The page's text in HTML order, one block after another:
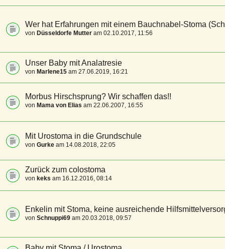
Wer hat Erfahrungen mit einem Bauchnabel-Stoma
von Düsseldorfe Mutter am 02.10.2017, 11:56
Unser Baby mit Analatresie
von Marlene15 am 27.06.2019, 16:21
Morbus Hirschsprung? Wir schaffen das!!
von Mama von Elias am 22.06.2007, 16:55
Mit Urostoma in die Grundschule
von Gurke am 14.08.2018, 22:05
Zurück zum colostoma
von keks am 16.12.2016, 08:14
Enkelin mit Stoma, keine ausreichende
von Schnuppi69 am 20.03.2018, 09:57